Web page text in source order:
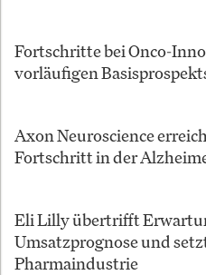
Fortschritte bei Onco-
vorläufigen
Axon Neuroscience
Fortschritt in der
Eli Lilly übertrifft
Umsatzprognose und
Pharmaindustrie